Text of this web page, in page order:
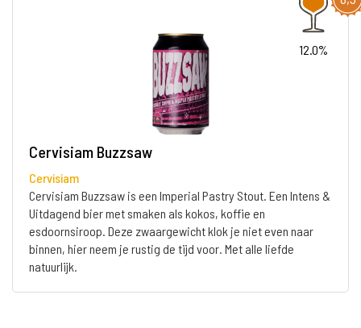
12.0%
Cervisiam Buzzsaw
Cervisiam
Cervisiam Buzzsaw is een Imperial Pastry Stout. Een Intens &
Uitdagend bier met smaken als kokos, koffie en
esdoornsiroop. Deze zwaargewicht klok je niet even naar
binnen, hier neem je rustig de tijd voor. Met alle liefde
natuurlijk.